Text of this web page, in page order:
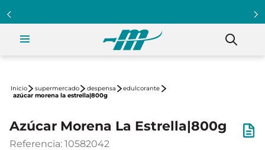
supermercado despensa
edulcorante
azúcar morena la estrella|800g
Azúcar Morena La Estrella|800g
Referencia: 10582042